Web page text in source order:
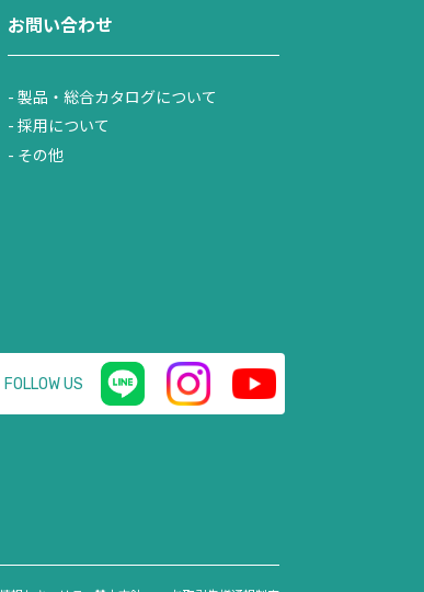
お問い合わせ
製品・総合カタログについて
採用について
その他
FOLLOW US